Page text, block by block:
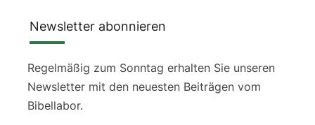
Newsletter abonnieren
Regelmäßig zum Sonntag erhalten Sie unseren
Newsletter mit den neuesten Beiträgen vom
Bibellabor.